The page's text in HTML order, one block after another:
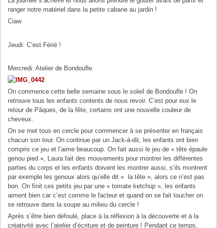
ranger notre matériel dans la petite cabane au jardin !
Ciaw
Jeudi: C’est Férié !
Mercredi: Atelier de Bondoufle
On commence cette belle semaine sous le soleil de Bondoufle ! On
retrouve tous les enfants contents de nous revoir. C’est pour eux le
retour de Pâques, de la fête, certains ont une nouvelle couleur de
cheveux.
On se met tous en cercle pour commencer à se présenter en français
chacun son tour. On continue par un Jack-à-dit, les enfants ont bien
compris ce jeu et l’aime beaucoup. On fait aussi le jeu de « tête épaule
genou pied », Laura fait des mouvements pour montrer les différentes
parties du corps et les enfants doivent les montrer aussi, s’ils montrent
par exemple les genoux alors qu’elle dit « la tête », alors ce n’est pas
bon. On finit ces petits jeu par une « tomate ketchup », les enfants
aiment bien car c’est comme le facteur et quand on se fait toucher on
se retrouve dans la soupe au milieu du cercle !
Après s’être bien défoulé, place à la réflexion à la découverte et à la
créativité avec l’atelier d’écriture et de peinture ! Pendant ce temps,